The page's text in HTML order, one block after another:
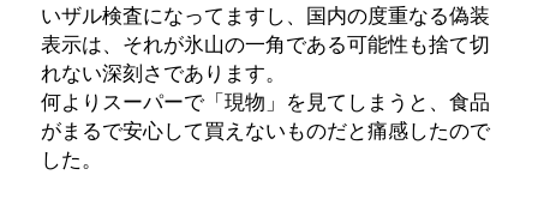
いザル検査になってますし、国内の度重なる偽装
表示は、それが氷山の一角である可能性も捨て切
れない深刻さであります。
何よりスーパーで「現物」を見てしまうと、食品
がまるで安心して買えないものだと痛感したので
した。